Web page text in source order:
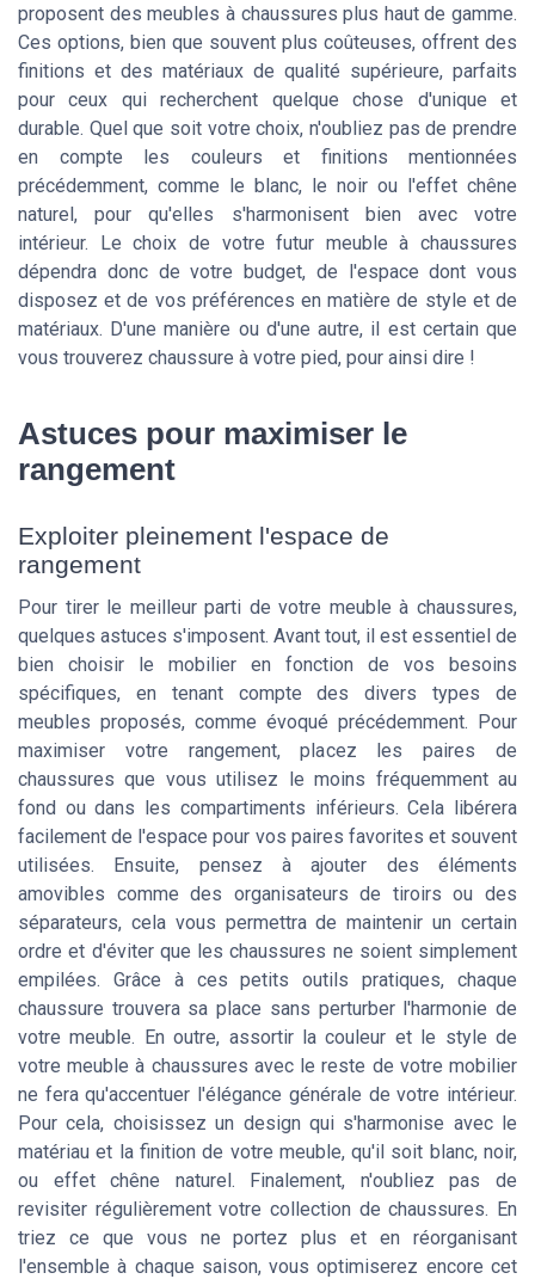
proposent des meubles à chaussures plus haut de gamme.
Ces options, bien que souvent plus coûteuses, offrent des
finitions et des matériaux de qualité supérieure, parfaits
pour ceux qui recherchent quelque chose d'unique et
durable. Quel que soit votre choix, n'oubliez pas de prendre
en compte les couleurs et finitions mentionnées
précédemment, comme le blanc, le noir ou l'effet chêne
naturel, pour qu'elles s'harmonisent bien avec votre
intérieur. Le choix de votre futur meuble à chaussures
dépendra donc de votre budget, de l'espace dont vous
disposez et de vos préférences en matière de style et de
matériaux. D'une manière ou d'une autre, il est certain que
vous trouverez chaussure à votre pied, pour ainsi dire !
Astuces pour maximiser le
rangement
Exploiter pleinement l'espace de
rangement
Pour tirer le meilleur parti de votre meuble à chaussures,
quelques astuces s'imposent. Avant tout, il est essentiel de
bien choisir le mobilier en fonction de vos besoins
spécifiques, en tenant compte des divers types de
meubles proposés, comme évoqué précédemment. Pour
maximiser votre rangement, placez les paires de
chaussures que vous utilisez le moins fréquemment au
fond ou dans les compartiments inférieurs. Cela libérera
facilement de l'espace pour vos paires favorites et souvent
utilisées. Ensuite, pensez à ajouter des éléments
amovibles comme des organisateurs de tiroirs ou des
séparateurs, cela vous permettra de maintenir un certain
ordre et d'éviter que les chaussures ne soient simplement
empilées. Grâce à ces petits outils pratiques, chaque
chaussure trouvera sa place sans perturber l'harmonie de
votre meuble. En outre, assortir la couleur et le style de
votre meuble à chaussures avec le reste de votre mobilier
ne fera qu'accentuer l'élégance générale de votre intérieur.
Pour cela, choisissez un design qui s'harmonise avec le
matériau et la finition de votre meuble, qu'il soit blanc, noir,
ou effet chêne naturel. Finalement, n'oubliez pas de
revisiter régulièrement votre collection de chaussures. En
triez ce que vous ne portez plus et en réorganisant
l'ensemble à chaque saison, vous optimiserez encore cet